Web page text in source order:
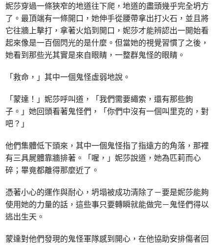
妮莎穿過一條狹窄的地道往下爬，地道的盡頭幾乎完全坍方
了。最頂端有一條開口，她伸手從腰帶拿出打火石，並且將
它往牆上擊打，拿著火焰到開口，妮莎才能辨認出一開始看
起來像是一百個閃光的是什麼。但當她的視覺習慣了之後，
她看到那些光其實是來自眼睛，一整群鬼怪的眼睛。
「救命，」其中一個鬼怪虛弱地說。
「蒙達！」妮莎呼叫道，「我們需要繩索，還有那些鉤
子。」她回頭看著鬼怪們，「你們中沒有一個叫里克的，對
吧？」
他們集體低下頭來，其中一個鬼怪指了指遠方的角落，那裡
有三具屍體靠牆排著。「喔，」妮莎說道，她為匹莉而心
碎；畢竟都離得那麼近了。
憑著小心的運作與耐心，坍塌被成功清除了－要是妮莎能夠
使用她的力量的話，這些事只要轉瞬就能做完－鬼怪們得以
逃出生天。
蒙達對他們發現的鬼怪軍隊感到開心，在他協助安排傷者回